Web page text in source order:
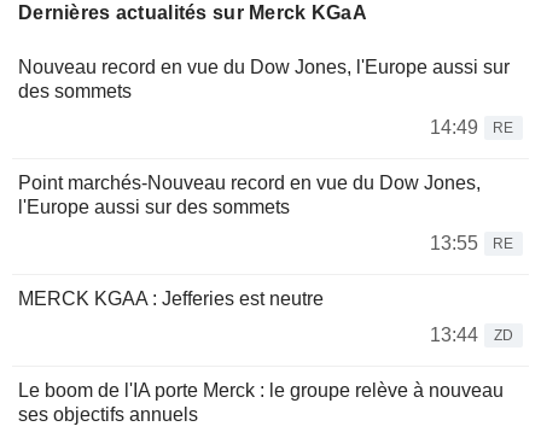
Dernières actualités sur Merck KGaA
Nouveau record en vue du Dow Jones, l'Europe aussi sur
des sommets
14:49
RE
Point marchés-Nouveau record en vue du Dow Jones,
l'Europe aussi sur des sommets
13:55
RE
MERCK KGAA : Jefferies est neutre
13:44
ZD
Le boom de l'IA porte Merck : le groupe relève à nouveau
ses objectifs annuels